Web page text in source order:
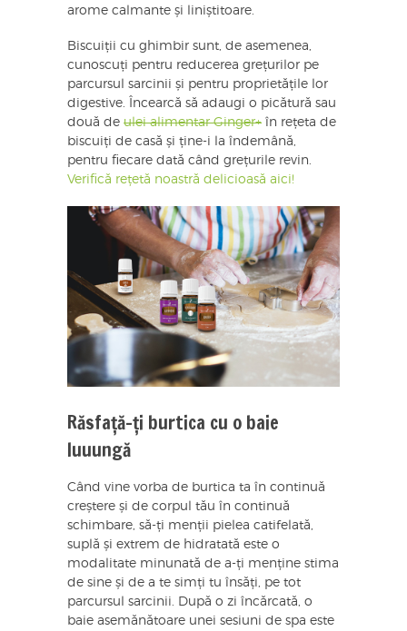
arome calmante și liniștitoare.
Biscuiții cu ghimbir sunt, de asemenea,
cunoscuți pentru reducerea grețurilor pe
parcursul sarcinii și pentru proprietățile lor
digestive. Încearcă să adaugi o picătură sau
două de ulei alimentar Ginger+ în rețeta de
biscuiți de casă și ține-i la îndemână,
pentru fiecare dată când grețurile revin.
Verifică rețetă noastră delicioasă aici!
Răsfață-ți burtica cu o baie
luuungă
Când vine vorba de burtica ta în continuă
creștere și de corpul tău în continuă
schimbare, să-ți menții pielea catifelată,
suplă și extrem de hidratată este o
modalitate minunată de a-ți menține stima
de sine și de a te simți tu însăți, pe tot
parcursul sarcinii. După o zi încărcată, o
baie asemănătoare unei sesiuni de spa este